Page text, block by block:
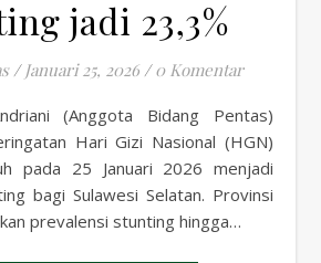
jadi 23,3%
/ Januari 25, 2026 / 0 Komentar
Hari Gizi Nasional (HGN)
pada 25 Januari 2026 menjadi
bagi Sulawesi Selatan. Provinsi
prevalensi stunting hingga…